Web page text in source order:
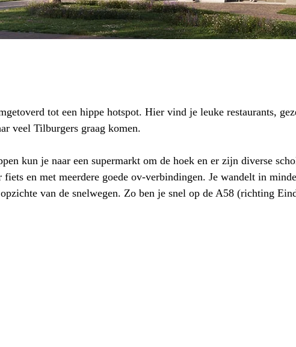
tot een hippe hotspot. Hier vind je leuke restaurants,
veel Tilburgers graag komen.
kun je naar een supermarkt om de hoek en er zijn diverse
en met meerdere goede ov-verbindingen. Je wandelt in
van de snelwegen. Zo ben je snel op de A58 (richting